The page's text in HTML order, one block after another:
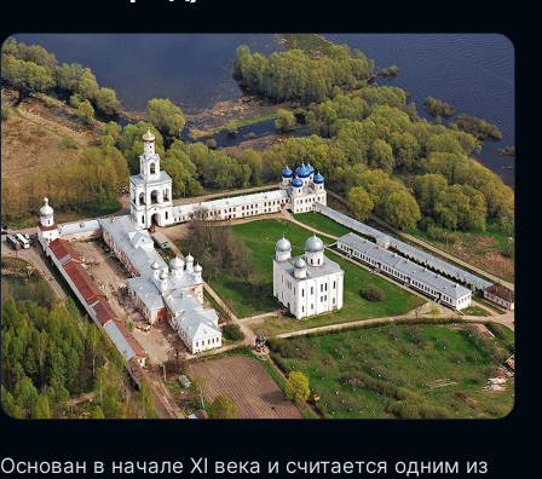
Основан в начале XI века и считается одним из